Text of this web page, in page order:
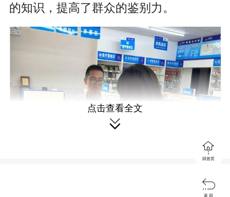
的知识，提高了群众的鉴别力。
点击查看全文


回首页

返 回